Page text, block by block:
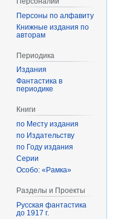
Персоны по алфавиту
Книжные издания по
авторам
Периодика
Издания
Фантастика в
периодике
Книги
по Месту издания
по Издательству
по Году издания
Серии
Особо: «Рамка»
Разделы и Проекты
Русская фантастика
до 1917 г.